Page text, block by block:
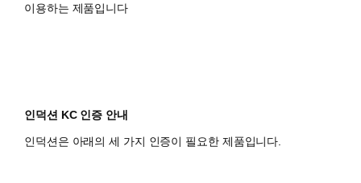
이용하는 제품입니다
인덕션 KC 인증 안내
인덕션은 아래의 세 가지 인증이 필요한 제품입니다.